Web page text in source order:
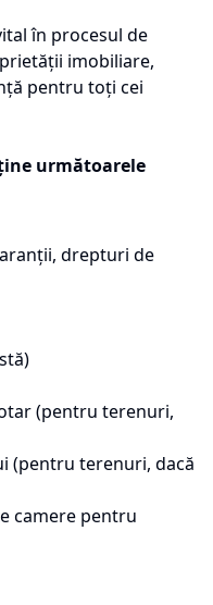
în procesul de
imobiliare,
pentru toți cei
următoarele
drepturi de
(pentru terenuri,
(pentru terenuri, dacă
camere pentru